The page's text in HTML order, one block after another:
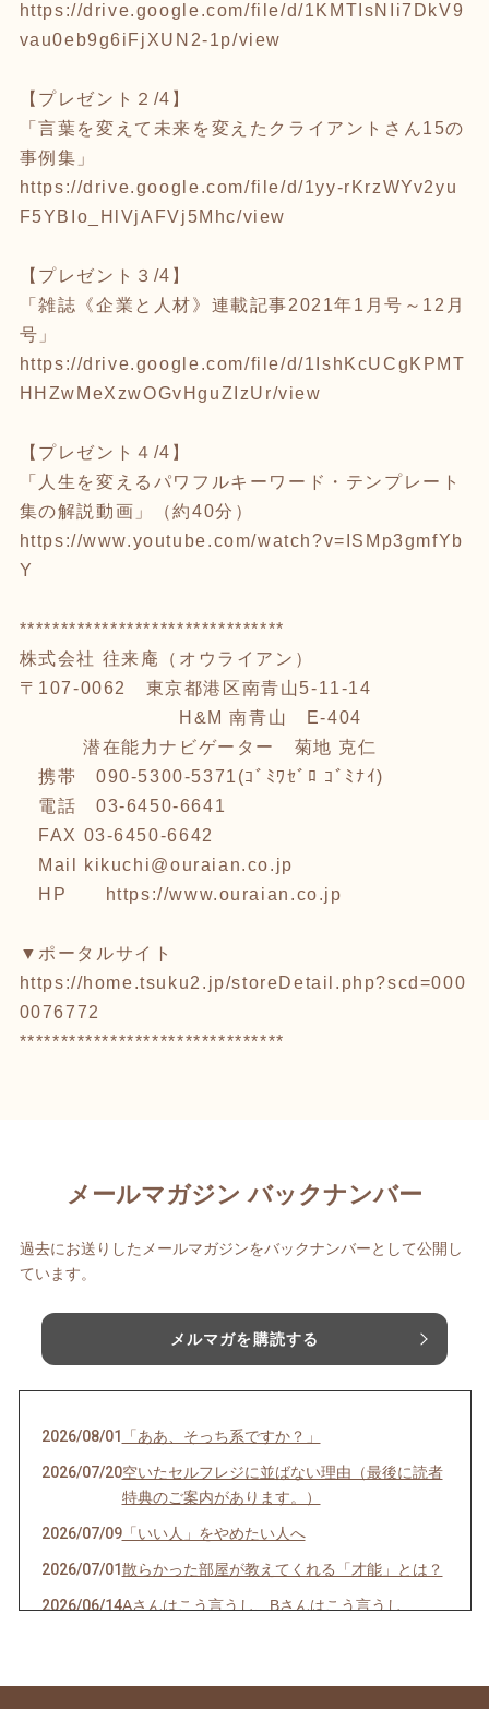
https://drive.google.com/file/d/1KMTIsNIi7DkV9
vau0eb9g6iFjXUN2-1p/view
【プレゼント２/4】
「言葉を変えて未来を変えたクライアントさん15の
事例集」
https://drive.google.com/file/d/1yy-rKrzWYv2yu
F5YBIo_HlVjAFVj5Mhc/view
【プレゼント３/4】
「雑誌《企業と人材》連載記事2021年1月号～12月
号」
https://drive.google.com/file/d/1IshKcUCgKPMT
HHZwMeXzwOGvHguZIzUr/view
【プレゼント４/4】
「人生を変えるパワフルキーワード・テンプレート
集の解説動画」（約40分）
https://www.youtube.com/watch?v=ISMp3gmfYb
Y
********************************
株式会社 往来庵（オウライアン）
〒107-0062 東京都港区南青山5-11-14
H&M 南青山 E-404
潜在能力ナビゲーター 菊地 克仁
携帯 090-5300-5371(ｺﾞﾐﾜｾﾞﾛ ｺﾞﾐﾅｲ)
電話 03-6450-6641
FAX 03-6450-6642
Mail kikuchi@ouraian.co.jp
HP
https://www.ouraian.co.jp
▼ポータルサイト
https://home.tsuku2.jp/storeDetail.php?scd=000
0076772
********************************
メールマガジン バックナンバー
過去にお送りしたメールマガジンをバックナンバーとして公開し
ています。
メルマガを購読する
2026/08/01 「ああ、そっち系ですか？」
2026/07/20空いたセルフレジに並ばない理由（最後に読者
特典のご案内があります。）
2026/07/09「いい人」をやめたい人へ
2026/07/01散らかった部屋が教えてくれる「才能」とは？
2026/06/14Aさんはこう言うし、Bさんはこう言うし…